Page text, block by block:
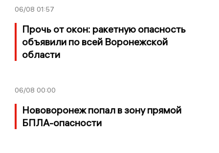
06/08 01:57
Прочь от окон: ракетную опасность
объявили по всей Воронежской
области
06/08 00:00
Нововоронеж попал в зону прямой
БПЛА-опасности